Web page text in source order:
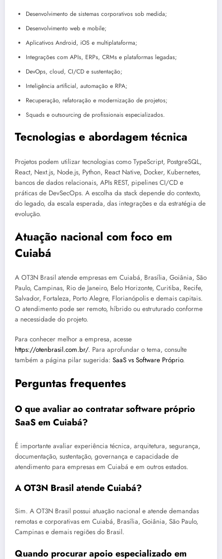
Desenvolvimento de sistemas corporativos sob medida;
Desenvolvimento web e mobile;
Aplicativos Android, iOS e multiplataforma;
Integrações com APIs, ERPs, CRMs e plataformas legadas;
DevOps, cloud, CI/CD e sustentação;
Inteligência artificial, automação e RPA;
Recuperação, refatoração e modernização de projetos;
Squads e outsourcing de profissionais especializados.
Tecnologias e abordagem técnica
Projetos podem utilizar tecnologias como TypeScript, PostgreSQL,
React, Next.js, Node.js, Python, React Native, Docker, Kubernetes,
bancos de dados relacionais, APIs REST, pipelines CI/CD e
práticas de DevSecOps. A escolha da stack depende do contexto,
do legado, da escala esperada, das integrações e da estratégia de
evolução.
Atuação nacional com foco em
Cuiabá
A OT3N Brasil atende empresas em Cuiabá, Brasília, Goiânia, São
Paulo, Campinas, Rio de Janeiro, Belo Horizonte, Curitiba, Recife,
Salvador, Fortaleza, Porto Alegre, Florianópolis e demais capitais.
O atendimento pode ser remoto, híbrido ou estruturado conforme
a necessidade do projeto.
Para conhecer melhor a empresa, acesse
https://otenbrasil.com.br/. Para aprofundar o tema, consulte
também a página pilar sugerida: SaaS vs Software Próprio.
Perguntas frequentes
O que avaliar ao contratar software próprio
SaaS em Cuiabá?
É importante avaliar experiência técnica, arquitetura, segurança,
documentação, sustentação, governança e capacidade de
atendimento para empresas em Cuiabá e em outros estados.
A OT3N Brasil atende Cuiabá?
Sim. A OT3N Brasil possui atuação nacional e atende demandas
remotas e corporativas em Cuiabá, Brasília, Goiânia, São Paulo,
Campinas e demais regiões do Brasil.
Quando procurar apoio especializado em